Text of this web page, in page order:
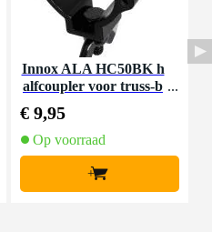
Innox ALA HC50BK h
alfcoupler voor truss-b
€ 9,95
Op voorraad
+